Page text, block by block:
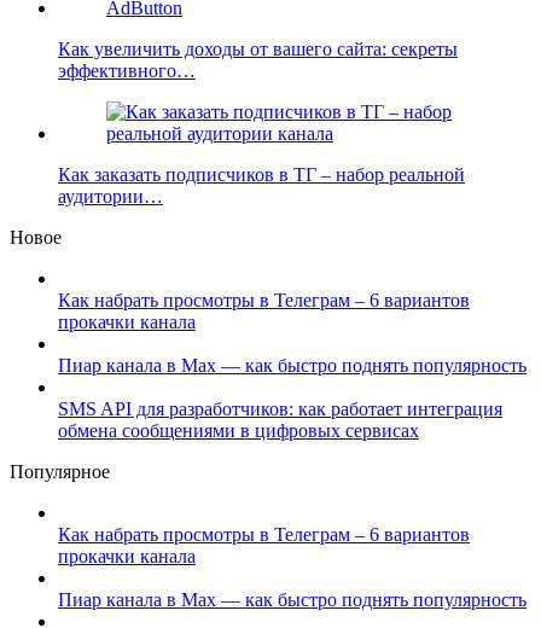
Как увеличить доходы от вашего сайта: секреты
эффективного…
Как заказать подписчиков в ТГ – набор реальной
аудитории…
Новое
Как набрать просмотры в Телеграм – 6 вариантов
прокачки канала
Пиар канала в Max — как быстро поднять популярность
SMS API для разработчиков: как работает интеграция
обмена сообщениями в цифровых сервисах
Популярное
Как набрать просмотры в Телеграм – 6 вариантов
прокачки канала
Пиар канала в Max — как быстро поднять популярность